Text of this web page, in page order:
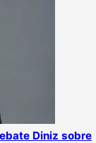
Diniz sobre